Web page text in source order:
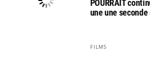
POURRAIT
une une
FILMS